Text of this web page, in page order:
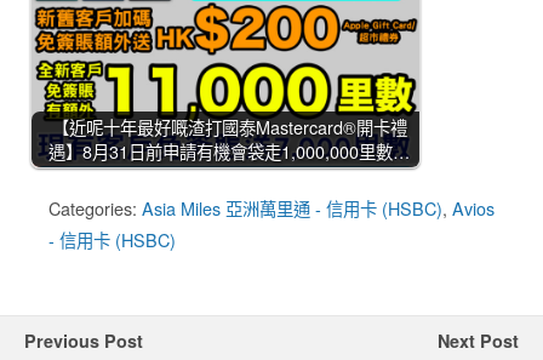
【近呢十年最好嘅渣打國泰Mastercard®開卡禮
遇】8月31日前申請有機會袋走1,000,000里數…
Categories: Asia Miles 亞洲萬里通 - 信用卡 (HSBC), Avios
- 信用卡 (HSBC)
Previous Post Next Post